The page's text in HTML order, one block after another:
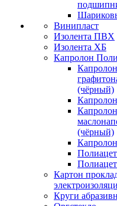
Винипласт
Изолента ПВХ
Изолента ХБ
Капролон
Капролон
(чёрный)
Капролон
(чёрный)
Картон
Круги